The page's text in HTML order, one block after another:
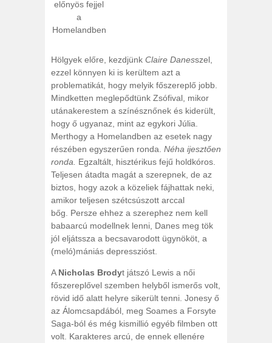
előnyös fejjel
a
Homelandben
Hölgyek előre, kezdjünk Claire Danesszel,
ezzel könnyen ki is kerültem azt a
problematikát, hogy melyik főszereplő jobb.
Mindketten meglepődtünk Zsófival, mikor
utánakerestem a színésznőnek és kiderült,
hogy ő ugyanaz, mint az egykori Júlia.
Merthogy a Homelandben az esetek nagy
részében egyszerűen ronda. Néha ijesztően
ronda.
Egzaltált, hisztérikus fejű holdkóros.
Teljesen átadta magát a szerepnek, de az
biztos, hogy azok a közeliek fájhattak neki,
amikor teljesen szétcsúszott arccal
bőg. Persze ehhez a szerephez nem kell
babaarcú modellnek lenni, Danes meg tök
jól eljátssza a becsavarodott ügynököt, a
(meló)mániás depresszióst.
A Nicholas Brodyt játszó Lewis a női
főszereplővel szemben helyből ismerős volt,
rövid idő alatt helyre sikerült tenni. Jonesy ő
az Álomcsapdából, meg Soames a Forsyte
Saga-ból és még kismillió egyéb filmben ott
volt. Karakteres arcú, de ennek ellenére